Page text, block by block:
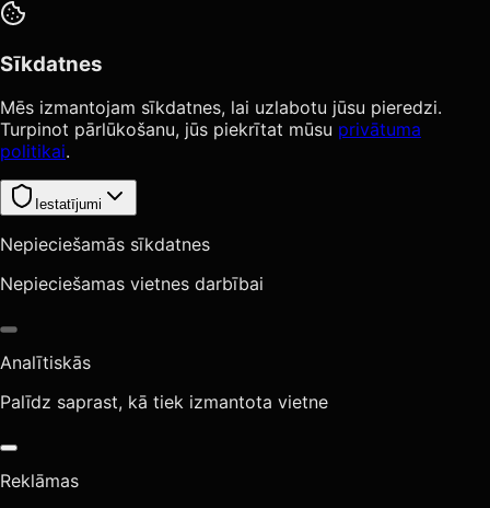
Sīkdatnes
Mēs izmantojam sīkdatnes, lai uzlabotu jūsu pieredzi.
Turpinot pārlūkošanu, jūs piekrītat mūsu privātuma
politikai.
Iestatījumi
Nepieciešamās sīkdatnes
Nepieciešamas vietnes darbībai
Analītiskās
Palīdz saprast, kā tiek izmantota vietne
Reklāmas